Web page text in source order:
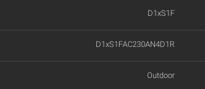
D1xS1F
D1xS1FAC230AN4D1R
Outdoor